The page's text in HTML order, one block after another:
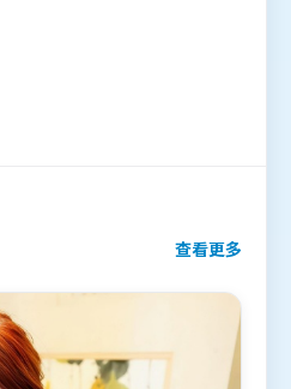
查看更多